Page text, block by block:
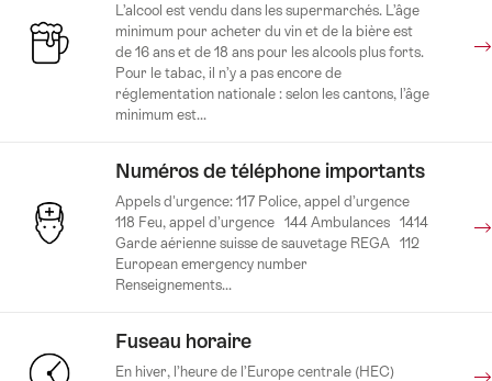
L’alcool est vendu dans les supermarchés. L’âge
minimum pour acheter du vin et de la bière est
de 16 ans et de 18 ans pour les alcools plus forts.
Pour le tabac, il n’y a pas encore de
réglementation nationale : selon les cantons, l’âge
minimum est...
Numéros de téléphone importants
Appels d'urgence: 117 Police, appel d’urgence
118 Feu, appel d’urgence 144 Ambulances 1414
Garde aérienne suisse de sauvetage REGA 112
European emergency number
Renseignements...
Fuseau horaire
En hiver, l’heure de l’Europe centrale (HEC)